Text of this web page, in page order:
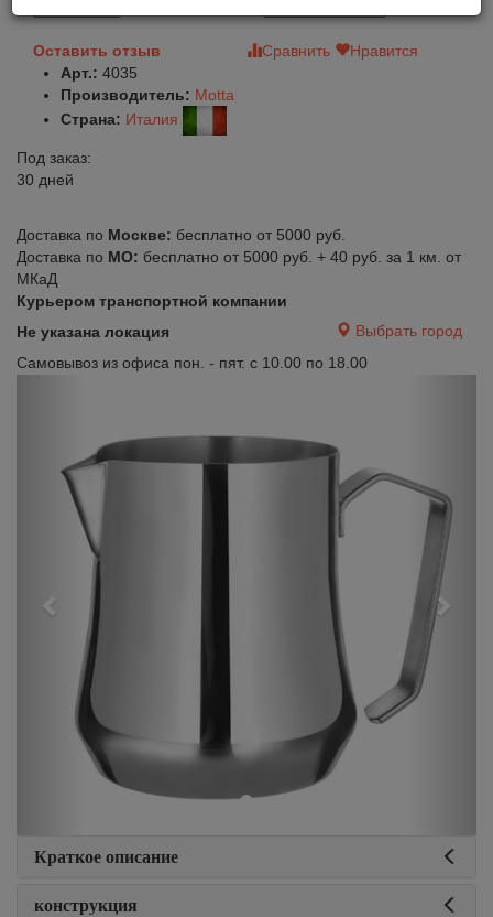
Оставить отзыв Сравнить
Нравится
Арт.: 4035
Производитель: Motta
Страна: Италия
Под заказ:
30 дней
Доставка по Москве: бесплатно от 5000 руб.
Доставка по МО: бесплатно от 5000 руб. + 40 руб. за 1 км. от
МКаД
Курьером транспортной компании
Не указана локация
Выбрать город
Самовывоз из офиса пон. - пят. с 10.00 по 18.00
Краткое описание
конструкция